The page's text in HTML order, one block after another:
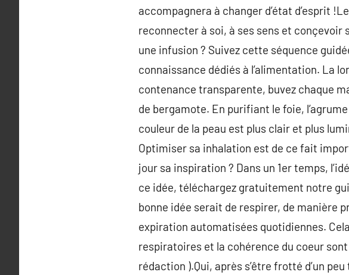
accompagnera à changer d’état d’esprit
reconnecter à soi, à ses sens et
une infusion ? Suivez cette séquence
connaissance dédiés à l’alimentation. La
contenance transparente, buvez chaque
de bergamote. En purifiant le foie,
couleur de la peau est plus clair et plus
Optimiser sa inhalation est de ce fait
jour sa inspiration ? Dans un 1er temps,
ce idée, téléchargez gratuitement notre
bonne idée serait de respirer, de manière
expiration automatisées quotidiennes.
respiratoires et la cohérence du coeur
rédaction ).Qui, après s’être frotté d’un